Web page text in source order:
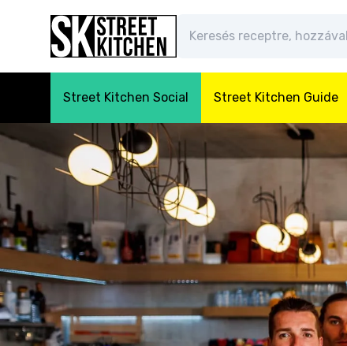
Street Kitchen Social Street Kitchen Guide